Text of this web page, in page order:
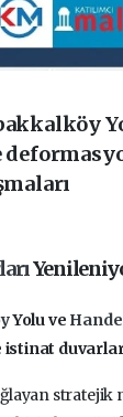
Yolu ve
stratejik